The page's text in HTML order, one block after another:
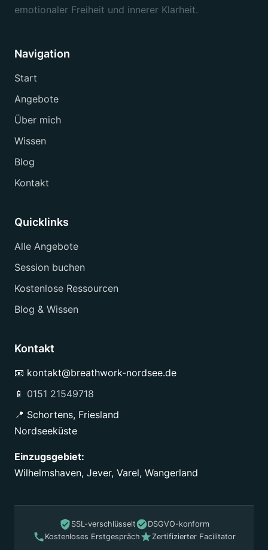
emotionaler Freiheit und innerer Klarheit.
Navigation
Start
Angebote
Über mich
Wissen
Blog
Kontakt
Quicklinks
Alle Angebote
Session buchen
Kostenlose Ressourcen
Blog & Wissen
Kontakt
📧 kontakt@breathwork-nordsee.de
📱 0151 21549718
📍 Schortens, Friesland
Nordseeküste
Einzugsgebiet:
Wilhelmshaven, Jever, Varel, Wangerland
SSL-verschlüsselt
DSGVO-konform
Kostenloses Erstgespräch
Zertifizierter Facilitator